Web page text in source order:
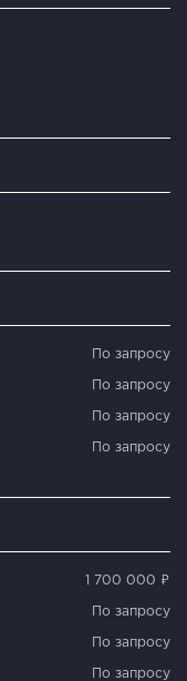
По запросу
По запросу
По запросу
По запросу
1 700 000 ₽
По запросу
По запросу
По запросу